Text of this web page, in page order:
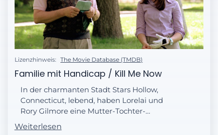
Lizenzhinweis: The Movie Database (TMDB)
Familie mit Handicap / Kill Me Now
In der charmanten Stadt Stars Hollow,
Connecticut, lebend, haben Lorelai und
Rory Gilmore eine Mutter-Tochter-
Beziehung, von der die meisten Menschen
nur träumen.
Weiterlesen